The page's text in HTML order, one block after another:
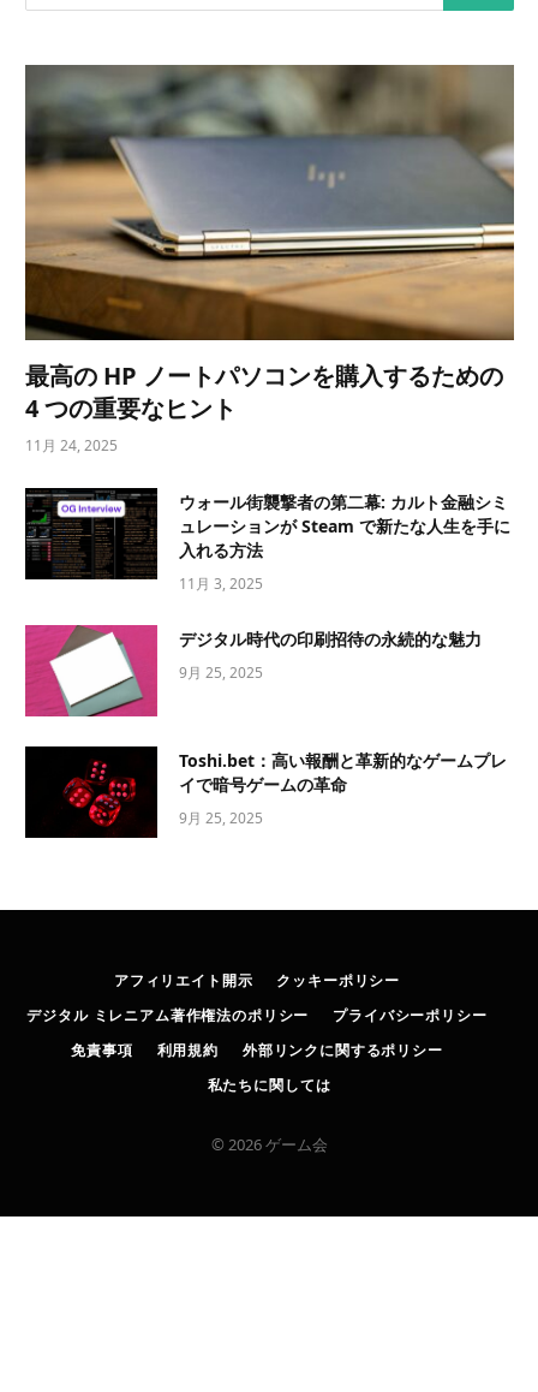
最高の HP ノートパソコンを購入するための
4 つの重要なヒント
11月 24, 2025
ウォール街襲撃者の第二幕: カルト金融シミ
ュレーションが Steam で新たな人生を手に
入れる方法
11月 3, 2025
デジタル時代の印刷招待の永続的な魅力
9月 25, 2025
Toshi.bet：高い報酬と革新的なゲームプレ
イで暗号ゲームの革命
9月 25, 2025
アフィリエイト開示
クッキーポリシー
デジタル ミレニアム著作権法のポリシー
プライバシーポリシー
免責事項
利用規約
外部リンクに関するポリシー
私たちに関しては
© 2026 ゲーム会